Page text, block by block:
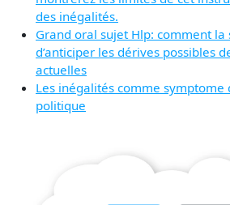
des inégalités.
Grand oral sujet Hlp: comment la
d’anticiper les dérives possibles
actuelles
Les inégalités comme symptome
politique